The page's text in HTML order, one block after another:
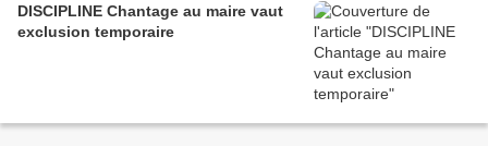
DISCIPLINE Chantage au maire vaut
exclusion temporaire